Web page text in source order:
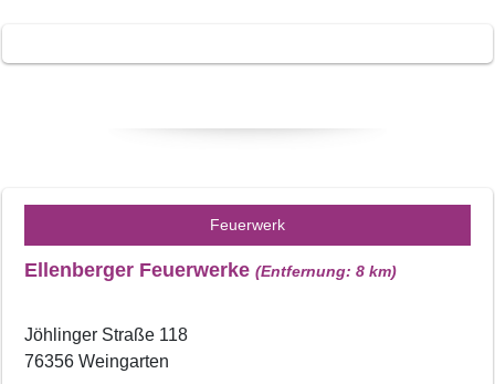
Feuerwerk
Ellenberger Feuerwerke (Entfernung: 8 km)
Jöhlinger Straße 118
76356 Weingarten